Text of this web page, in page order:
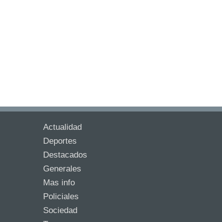
Actualidad
Deportes
Destacados
Generales
Mas info
Policiales
Sociedad